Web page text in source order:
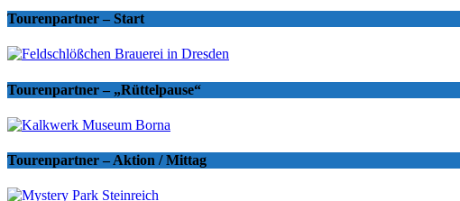
Tourenpartner – Start
Tourenpartner – „Rüttelpause“
Tourenpartner – Aktion / Mittag